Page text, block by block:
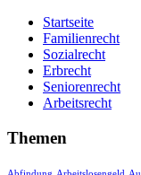
Startseite
Familienrecht
Sozialrecht
Erbrecht
Seniorenrecht
Arbeitsrecht
Themen